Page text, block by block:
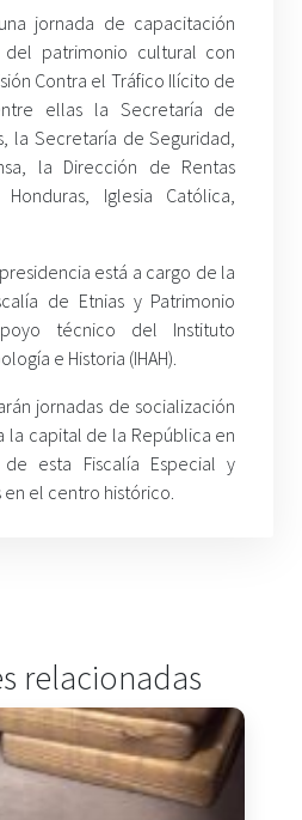
jornada de capacitación
patrimonio cultural con
Contra el Tráfico Ilícito de
ellas la Secretaría de
la Secretaría de Seguridad,
la Dirección de Rentas
Honduras, Iglesia Católica,
está a cargo de la
de Etnias y Patrimonio
técnico del Instituto
e Historia (IHAH).
jornadas de socialización
la capital de la República en
esta Fiscalía Especial y
el centro histórico.
relacionadas